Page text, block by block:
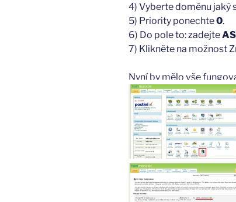
4) Vyberte doménu jaký
5) Priority ponechte0.
6) Do pole to: zadejte
7) Klikněte na možnost
Nyní by mělo vše